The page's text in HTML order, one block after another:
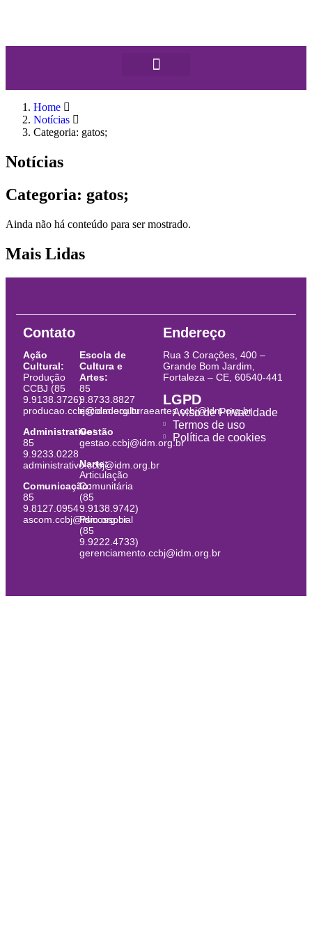
Home
Notícias
Categoria: gatos;
Notícias
Categoria: gatos;
Ainda não há conteúdo para ser mostrado.
Mais Lidas
Contato
Ação
Cultural:
Produção
CCBJ (85
9.9138.3726)
producao.ccbj@idm.org.br
Administrativo:
85
9.9233.0228
administrativo.ccbj@idm.org.br
Comunicação:
85
9.8127.0954
ascom.ccbj@idm.org.br
Escola de
Cultura e
Artes:
85
9.8733.8827
escoladeculturaeartes.ccbj@idm.org.br
Gestão
gestao.ccbj@idm.org.br
Narte:
Articulação
Comunitária
(85
9.9138.9742)
Psicossocial
(85
9.9222.4733)
gerenciamento.ccbj@idm.org.br
Endereço
Rua 3 Corações, 400 –
Grande Bom Jardim,
Fortaleza – CE, 60540-441
LGPD
Aviso de Privacidade
Termos de uso
Política de cookies